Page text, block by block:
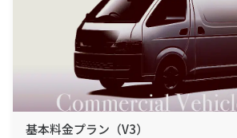
基本料金プラン（V3）